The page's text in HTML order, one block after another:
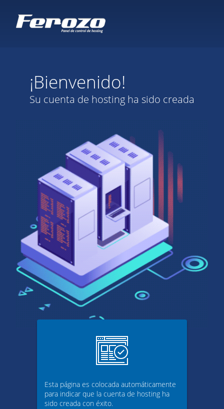
¡Bienvenido!
Su cuenta de hosting ha sido creada
Esta página es colocada automáticamente
para indicar que la cuenta de hosting ha
sido creada con éxito.